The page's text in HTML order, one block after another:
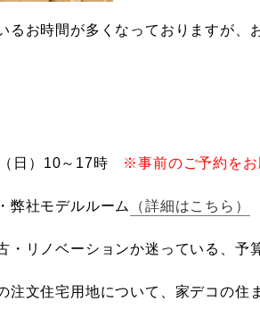
るお時間が多くなっておりますが、
日）10～17時 ※事前のご予約をお
弊社モデルルーム （詳細はこちら）
・リノベーションか迷っている、予
注文住宅用地について、家デコの住